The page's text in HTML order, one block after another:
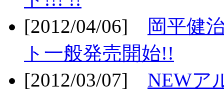
[2012/04/06]
岡平健
ト一般発売開始!!
[2012/03/07] NEWア